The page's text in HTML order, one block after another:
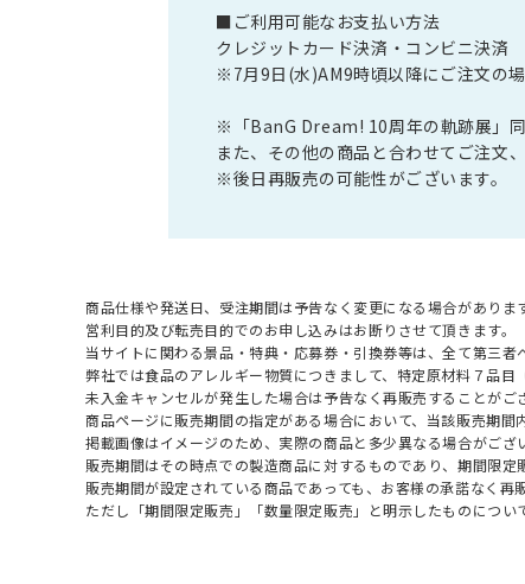
■ご利用可能なお支払い方法
クレジットカード決済・コンビニ決済
※7月9日(水)AM9時頃以降にご注文の
※「BanG Dream! 10周年の軌跡展」同
また、その他の商品と合わせてご注文
※後日再販売の可能性がございます。
商品仕様や発送日、受注期間は予告なく変更になる場合があります
営利目的及び転売目的でのお申し込みはお断りさせて頂きます。
当サイトに関わる景品・特典・応募券・引換券等は、全て第三者
弊社では食品のアレルギー物質につきまして、特定原材料７品
未入金キャンセルが発生した場合は予告なく再販売することがご
商品ページに販売期間の指定がある場合において、当該販売期間
掲載画像はイメージのため、実際の商品と多少異なる場合がござ
販売期間はその時点での製造商品に対するものであり、期間限定
販売期間が設定されている商品であっても、お客様の承諾なく再
ただし「期間限定販売」「数量限定販売」と明示したものについ